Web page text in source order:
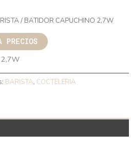
/ BATIDOR CAPUCHINO 2,7W
PRECIOS
2,7W
BARISTA, COCTELERIA